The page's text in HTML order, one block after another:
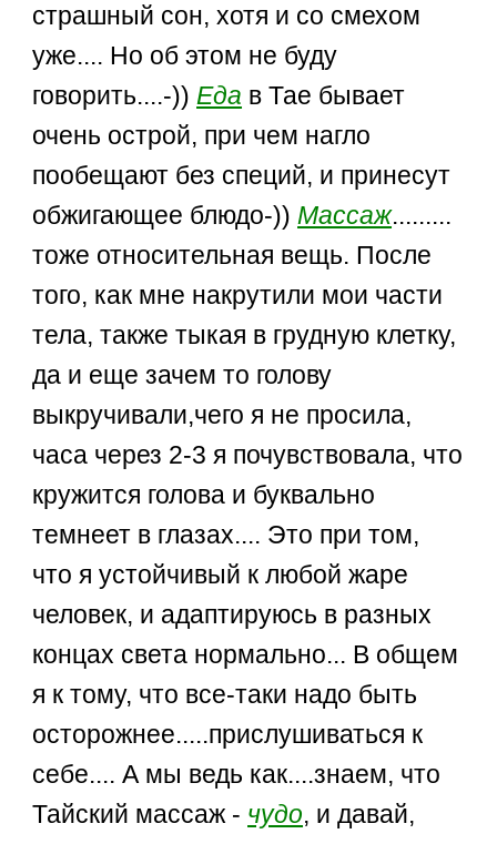
страшный сон, хотя и со смехом
уже.... Но об этом не буду
говорить....-))Еда в Тае бывает
очень острой, при чем нагло
пообещают без специй, и принесут
обжигающее блюдо-))Массаж.........
тоже относительная вещь. После
того, как мне накрутили мои части
тела, также тыкая в грудную клетку,
да и еще зачем то голову
выкручивали,чего я не просила,
часа через 2-3 я почувствовала, что
кружится голова и буквально
темнеет в глазах.... Это при том,
что я устойчивый к любой жаре
человек, и адаптируюсь в разных
концах света нормально... В общем
я к тому, что все-таки надо быть
осторожнее.....прислушиваться к
себе.... А мы ведь как....знаем, что
Тайский массаж - чудо, и давай,